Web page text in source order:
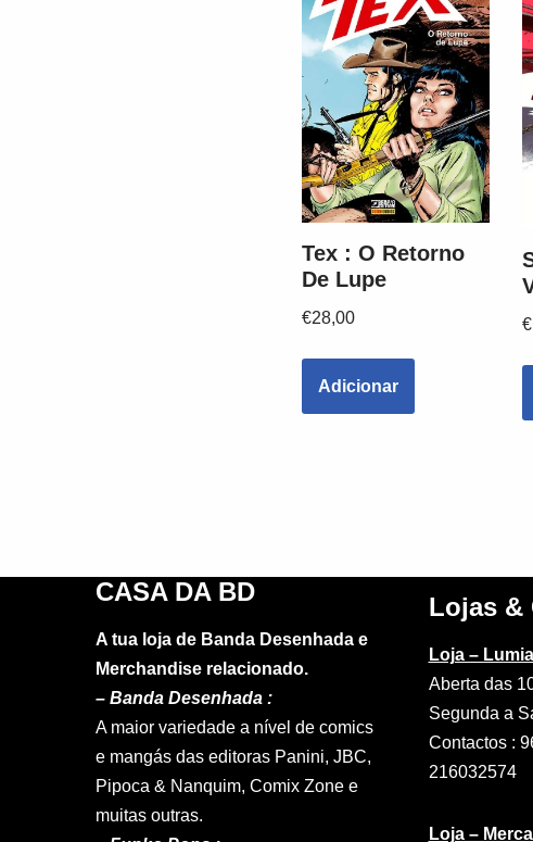
Tex : O Retorno
De Lupe
€28,00
Adicionar
€
CASA DA BD
A tua loja de Banda Desenhada e
Merchandise relacionado.
– Banda Desenhada :
A maior variedade a nível de comics
e mangás das editoras Panini, JBC,
Pipoca & Nanquim, Comix Zone e
muitas outras.
Lojas &
Loja –
Aberta das
Segunda a
Contactos :
216032574
Loja –